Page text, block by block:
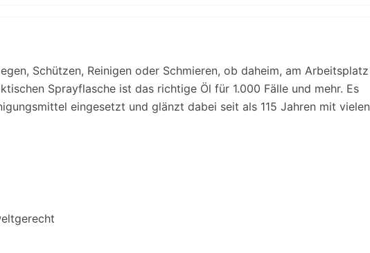
Schützen, Reinigen oder Schmieren, ob daheim, am Arbeitsplatz
Sprayflasche ist das richtige Öl für 1.000 Fälle und mehr. Es
eingesetzt und glänzt dabei seit als 115 Jahren mit vielen